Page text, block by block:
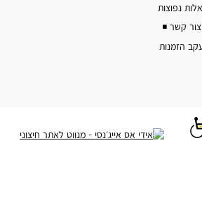
נפוצות
צור קשר ◾️
הזמנות